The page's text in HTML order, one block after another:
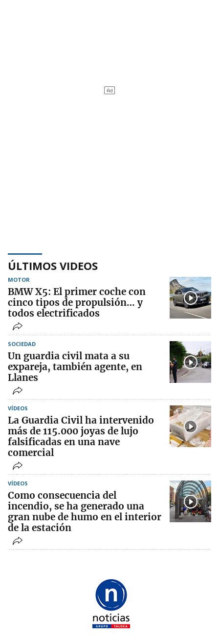
ÚLTIMOS VIDEOS
MOTOR
BMW X5: El primer coche con
cinco tipos de propulsión… y
todos electrificados
SOCIEDAD
Un guardia civil mata a su
expareja, también agente, en
Llanes
VÍDEOS
La Guardia Civil ha intervenido
más de 115.000 joyas de lujo
falsificadas en una nave
comercial
VÍDEOS
Como consecuencia del
incendio, se ha generado una
gran nube de humo en el interior
de la estación